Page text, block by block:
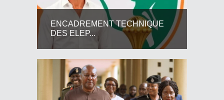
ENCADREMENT TECHNIQUE
DES ELEP...